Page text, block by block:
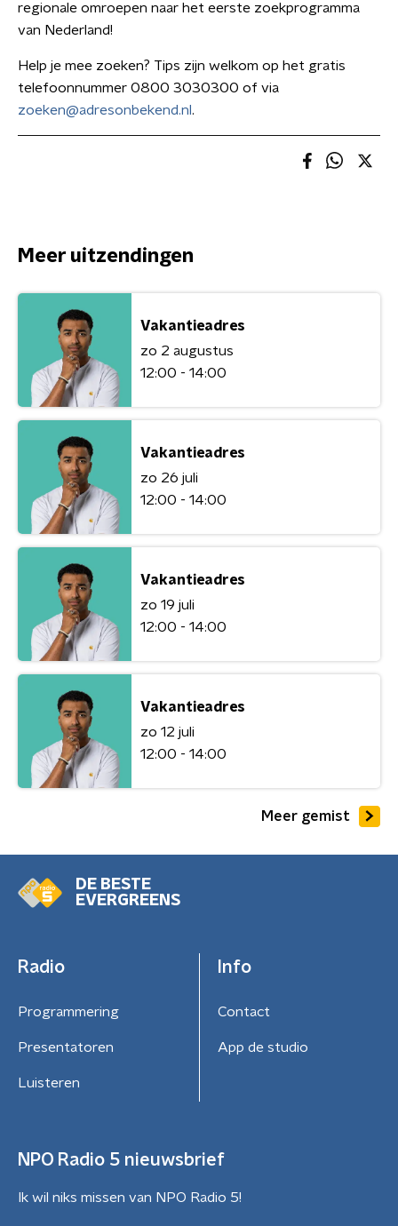
regionale omroepen naar het eerste zoekprogramma
van Nederland!
Help je mee zoeken? Tips zijn welkom op het gratis
telefoonnummer 0800 3030300 of via
zoeken@adresonbekend.nl .
Meer uitzendingen
Vakantieadres
zo 2 augustus
12:00 - 14:00
Vakantieadres
zo 26 juli
12:00 - 14:00
Vakantieadres
zo 19 juli
12:00 - 14:00
Vakantieadres
zo 12 juli
12:00 - 14:00
Meer gemist
DE BESTE
EVERGREENS
Radio
Programmering
Presentatoren
Luisteren
Info
Contact
App de studio
NPO Radio 5 nieuwsbrief
Ik wil niks missen van NPO Radio 5!